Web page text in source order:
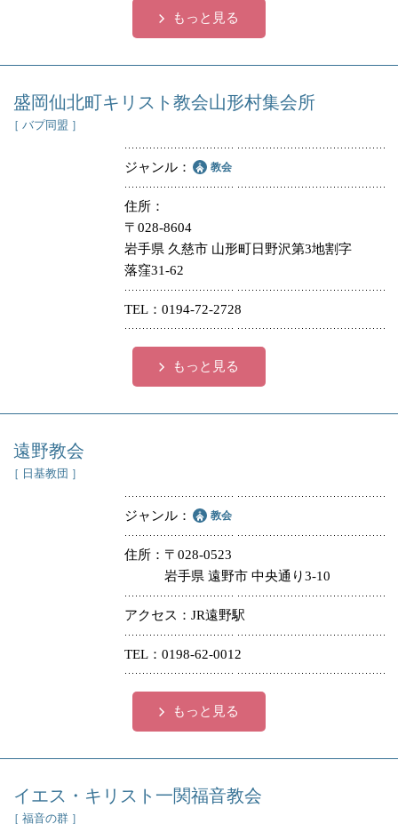
もっと見る
盛岡仙北町キリスト教会山形村集会所
［ バプ同盟 ］
ジャンル 教会
住所
〒028-8604
岩手県 久慈市 山形町日野沢第3地割字
落窪31-62
TEL 0194-72-2728
もっと見る
遠野教会
［ 日基教団 ］
ジャンル 教会
住所
〒028-0523
岩手県 遠野市 中央通り3-10
アクセス JR遠野駅
TEL 0198-62-0012
もっと見る
イエス・キリスト一関福音教会
［ 福音の群 ］